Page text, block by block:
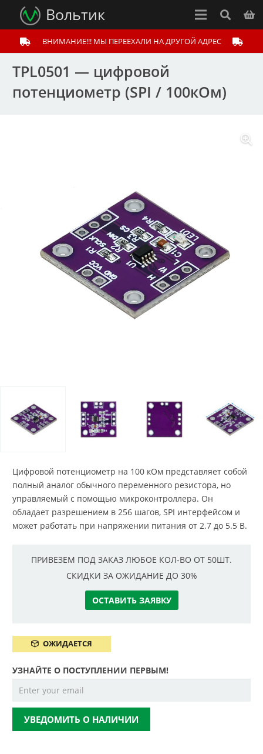
Вольтик
ВНИМАНИЕ!!! МЫ ПЕРЕЕХАЛИ НА ДРУГОЙ АДРЕС
TPL0501 — цифровой
потенциометр (SPI / 100кОм)
Цифровой потенциометр на 100 кОм представляет собой
полный аналог обычного переменного резистора, но
управляемый с помощью микроконтроллера. Он
обладает разрешением в 256 шагов, SPI интерфейсом и
может работать при напряжении питания от 2.7 до 5.5 В.
ПРИВЕЗЕМ ПОД ЗАКАЗ ЛЮБОЕ КОЛ-ВО ОТ 50ШТ.
СКИДКИ ЗА ОЖИДАНИЕ ДО 30%
ОСТАВИТЬ ЗАЯВКУ
ОЖИДАЕТСЯ
УЗНАЙТЕ О ПОСТУПЛЕНИИ ПЕРВЫМ!
УВЕДОМИТЬ О НАЛИЧИИ